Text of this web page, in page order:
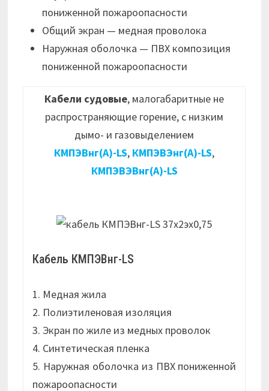
пониженной пожароопасности
Общий экран — медная проволока
Наружная оболочка — ПВХ композиция
пониженной пожароопасности
Кабели судовые, малогабаритные не
распространяющие горение, с низким
дымо- и газовыделением
КМПЭВнг(А)-LS, КМПЭВЭнг(А)-LS,
КМПЭВЭВнг(А)-LS
Кабель КМПЭВнг-LS
1. Медная жила
2. Полиэтиленовая изоляция
3. Экран по жиле из медных проволок
4. Синтетическая пленка
5. Наружная оболочка из ПВХ пониженной
пожароопасности